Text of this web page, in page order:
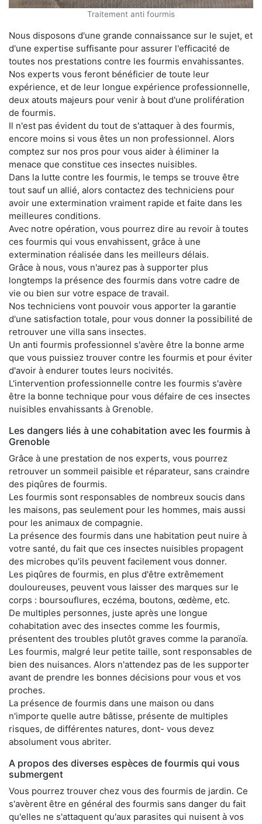
Traitement anti fourmis
Nous disposons d'une grande connaissance sur le sujet, et
d'une expertise suffisante pour assurer l'efficacité de
toutes nos prestations contre les fourmis envahissantes.
Nos experts vous feront bénéficier de toute leur
expérience, et de leur longue expérience professionnelle,
deux atouts majeurs pour venir à bout d'une prolifération
de fourmis.
Il n'est pas évident du tout de s'attaquer à des fourmis,
encore moins si vous êtes un non professionnel. Alors
comptez sur nos pros pour vous aider à éliminer la
menace que constitue ces insectes nuisibles.
Dans la lutte contre les fourmis, le temps se trouve être
tout sauf un allié, alors contactez des techniciens pour
avoir une extermination vraiment rapide et faite dans les
meilleures conditions.
Avec notre opération, vous pourrez dire au revoir à toutes
ces fourmis qui vous envahissent, grâce à une
extermination réalisée dans les meilleurs délais.
Grâce à nous, vous n'aurez pas à supporter plus
longtemps la présence des fourmis dans votre cadre de
vie ou bien sur votre espace de travail.
Nos techniciens vont pouvoir vous apporter la garantie
d'une satisfaction totale, pour vous donner la possibilité de
retrouver une villa sans insectes.
Un anti fourmis professionnel s'avère être la bonne arme
que vous puissiez trouver contre les fourmis et pour éviter
d'avoir à endurer toutes leurs nocivités.
L'intervention professionnelle contre les fourmis s'avère
être la bonne technique pour vous défaire de ces insectes
nuisibles envahissants à Grenoble.
Les dangers liés à une cohabitation avec les fourmis à
Grenoble
Grâce à une prestation de nos experts, vous pourrez
retrouver un sommeil paisible et réparateur, sans craindre
des piqûres de fourmis.
Les fourmis sont responsables de nombreux soucis dans
les maisons, pas seulement pour les hommes, mais aussi
pour les animaux de compagnie.
La présence des fourmis dans une habitation peut nuire à
votre santé, du fait que ces insectes nuisibles propagent
des microbes qu'ils peuvent facilement vous donner.
Les piqûres de fourmis, en plus d'être extrêmement
douloureuses, peuvent vous laisser des marques sur le
corps : boursouflures, eczéma, boutons, œdème, etc.
De multiples personnes, juste après une longue
cohabitation avec des insectes comme les fourmis,
présentent des troubles plutôt graves comme la paranoïa.
Les fourmis, malgré leur petite taille, sont responsables de
bien des nuisances. Alors n'attendez pas de les supporter
avant de prendre les bonnes décisions pour vous et vos
proches.
La présence de fourmis dans une maison ou dans
n'importe quelle autre bâtisse, présente de multiples
risques, de différentes natures, dont- vous devez
absolument vous abriter.
A propos des diverses espèces de fourmis qui vous
submergent
Vous pourrez trouver chez vous des fourmis de jardin. Ce
s'avèrent être en général des fourmis sans danger du fait
qu'elles ne s'attaquent qu'aux parasites qui nuisent à vos